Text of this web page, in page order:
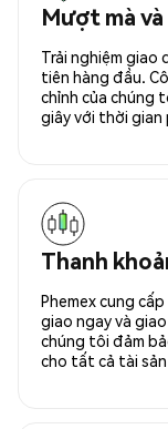
Mượt mà
Trải nghiệm giao
tiên hàng đầu.
chỉnh của chúng
giây với thời
Thanh
Phemex cung
giao ngay và
chúng tôi đảm
cho tất cả tài